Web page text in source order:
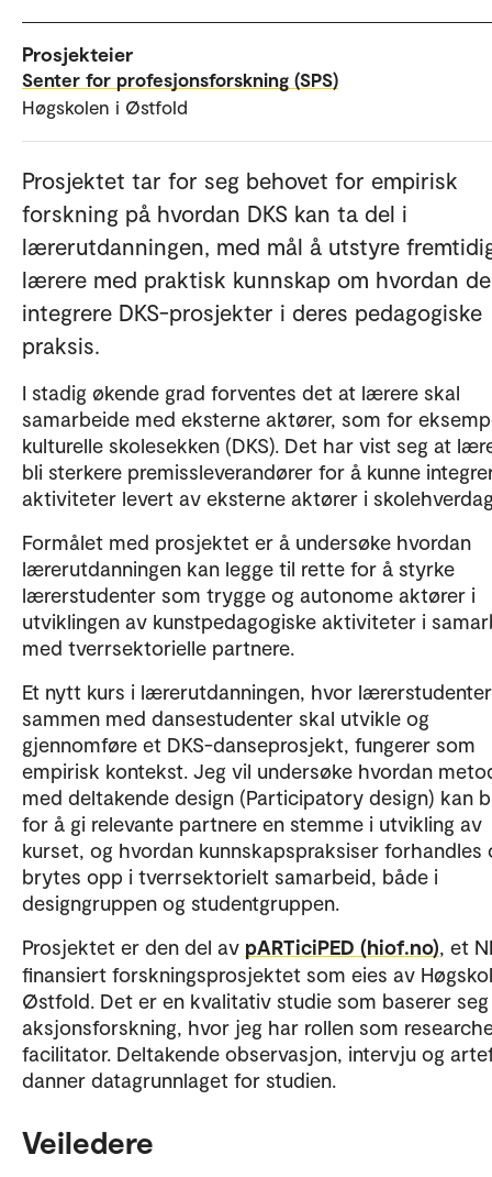
Prosjekteier
Senter for profesjonsforskning (SPS)
Høgskolen i Østfold
Prosjektet tar for seg behovet for empirisk
forskning på hvordan DKS kan ta del i
lærerutdanningen, med mål å utstyre
lærere med praktisk kunnskap om hvordan
integrere DKS-prosjekter i deres pedagogiske
praksis.
I stadig økende grad forventes det at lærere skal
samarbeide med eksterne aktører, som for
kulturelle skolesekken (DKS). Det har vist seg at
bli sterkere premissleverandører for å kunne
aktiviteter levert av eksterne aktører i
Formålet med prosjektet er å undersøke hvordan
lærerutdanningen kan legge til rette for å styrke
lærerstudenter som trygge og autonome aktører i
utviklingen av kunstpedagogiske aktiviteter i
med tverrsektorielle partnere.
Et nytt kurs i lærerutdanningen, hvor lærerstudenter
sammen med dansestudenter skal utvikle og
gjennomføre et DKS-danseprosjekt, fungerer som
empirisk kontekst. Jeg vil undersøke hvordan
med deltakende design (Participatory design) kan
for å gi relevante partnere en stemme i utvikling av
kurset, og hvordan kunnskapspraksiser forhandles
brytes opp i tverrsektorielt samarbeid, både i
designgruppen og studentgruppen.
Prosjektet er den del av pARTiciPED (hiof.no), et
finansiert forskningsprosjektet som eies av
Østfold. Det er en kvalitativ studie som baserer
aksjonsforskning, hvor jeg har rollen som
facilitator. Deltakende observasjon, intervju og
danner datagrunnlaget for studien.
Veiledere